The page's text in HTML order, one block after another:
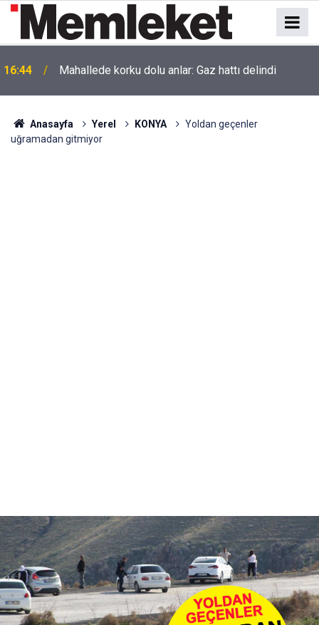
16:44 Mahallede korku dolu anlar: Gaz hattı delindi
Anasayfa Yerel KONYA
Yoldan geçenler
uğramadan gitmiyor